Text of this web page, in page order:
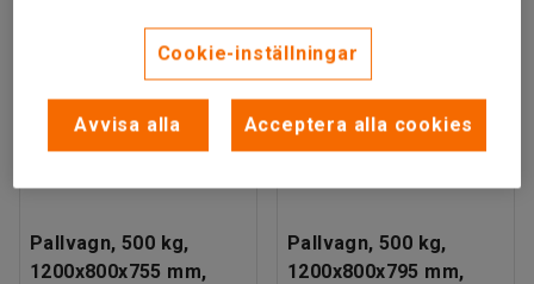
Pallvagn, 500 kg,
1200x800x755 mm,
Pallvagn, 500 kg,
1200x800x795 mm,
Cookie-inställningar
Avvisa alla Acceptera alla cookies